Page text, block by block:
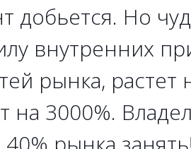
добьется. Но
внутренних
рынка, растет
на 3000%.